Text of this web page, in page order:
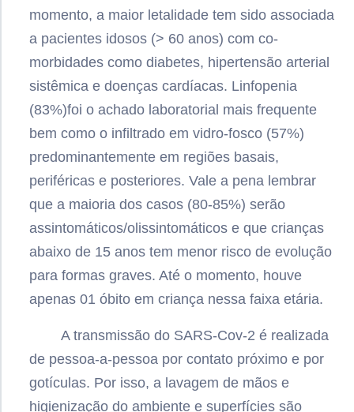
momento, a maior letalidade tem sido associada
a pacientes idosos (> 60 anos) com co-
morbidades como diabetes, hipertensão arterial
sistêmica e doenças cardíacas. Linfopenia
(83%)foi o achado laboratorial mais frequente
bem como o infiltrado em vidro-fosco (57%)
predominantemente em regiões basais,
periféricas e posteriores. Vale a pena lembrar
que a maioria dos casos (80-85%) serão
assintomáticos/olissintomáticos e que crianças
abaixo de 15 anos tem menor risco de evolução
para formas graves. Até o momento, houve
apenas 01 óbito em criança nessa faixa etária.
A transmissão do SARS-Cov-2 é realizada
de pessoa-a-pessoa por contato próximo e por
gotículas. Por isso, a lavagem de mãos e
higienização do ambiente e superfícies são